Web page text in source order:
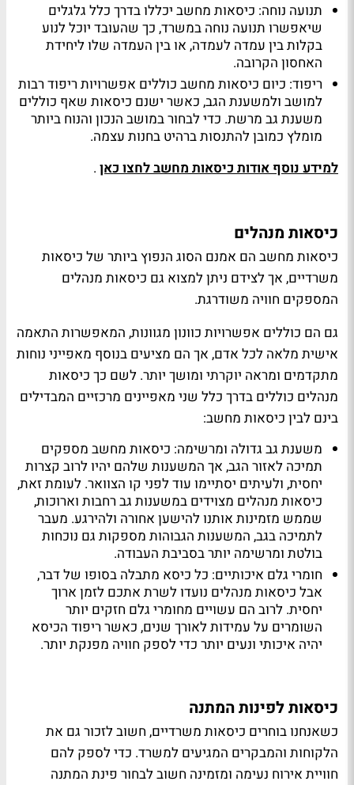
תנועה נוחה: כיסאות מחשב יכללו בדרך כלל גלגלים
שיאפשרו תנועה נוחה במשרד, כך שהעובד יוכל לנוע
בקלות בין עמדה לעמדה, או בין העמדה שלו ליחידת
האחסון הקרובה.
ריפוד: כיום כיסאות מחשב כוללים אפשרויות ריפוד רבות
למושב ולמשענת הגב, כאשר ישנם כיסאות שאף כוללים
משענת גב מרשת. כדי לבחור במושב הנכון והנוח ביותר
מומלץ כמובן להתנסות ברהיט בחנות עצמה.
למידע נוסף אודות כיסאות מחשב לחצו כאן .
כיסאות מנהלים
כיסאות מחשב הם אמנם הסוג הנפוץ ביותר של כיסאות
משרדיים, אך לצידם ניתן למצוא גם כיסאות מנהלים
המספקים חוויה משודרגת.
גם הם כוללים אפשרויות כוונון מגוונות, המאפשרות התאמה
אישית מלאה לכל אדם, אך הם מציעים בנוסף מאפייני נוחות
מתקדמים ומראה יוקרתי ומושך יותר. לשם כך כיסאות
מנהלים כוללים בדרך כלל שני מאפיינים מרכזיים המבדילים
בינם לבין כיסאות מחשב:
משענת גב גדולה ומרשימה: כיסאות מחשב מספקים
תמיכה לאזור הגב, אך המשענות שלהם יהיו לרוב קצרות
יחסית, ולעיתים יסתיימו עוד לפני קו הצוואר. לעומת זאת,
כיסאות מנהלים מצוידים במשענות גב רחבות וארוכות,
שממש מזמינות אותנו להישען אחורה ולהירגע. מעבר
לתמיכה בגב, המשענות הגבוהות מספקות גם נוכחות
בולטת ומרשימה יותר בסביבת העבודה.
חומרי גלם איכותיים: כל כיסא מתבלה בסופו של דבר,
אבל כיסאות מנהלים נועדו לשרת אתכם לזמן ארוך
יחסית. לרוב הם עשויים מחומרי גלם חזקים יותר
השומרים על עמידות לאורך שנים, כאשר ריפוד הכיסא
יהיה איכותי ונעים יותר כדי לספק חוויה מפנקת יותר.
כיסאות לפינות המתנה
כשאנחנו בוחרים כיסאות משרדיים, חשוב לזכור גם את
הלקוחות והמבקרים המגיעים למשרד. כדי לספק להם
חוויית אירוח נעימה ומזמינה חשוב לבחור פינת המתנה